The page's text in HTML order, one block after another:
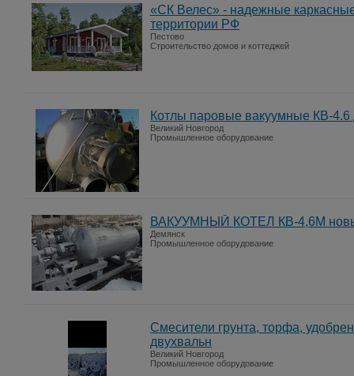
«СК Велес» - надежные
территории РФ
Пестово
Строительство домов и коттеджей
Котлы паровые вакуумные КВ-4.6
Великий Новгород
Промышленное оборудование
ВАКУУМНЫЙ КОТЕЛ КВ-4,6М
Демянск
Промышленное оборудование
Смесители грунта, торфа,
двухвальн
Великий Новгород
Промышленное оборудование